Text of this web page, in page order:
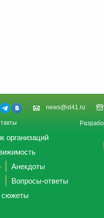
news@id41.ru
организаций
Анекдоты
Вопросы-ответы
сюжеты